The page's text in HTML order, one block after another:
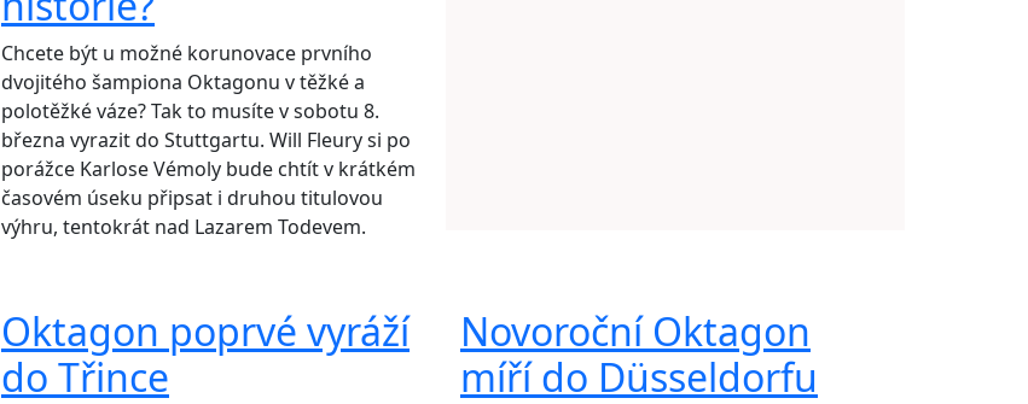
Chcete být u možné korunovace prvního
dvojitého šampiona Oktagonu v těžké a
polotěžké váze? Tak to musíte v sobotu 8.
března vyrazit do Stuttgartu. Will Fleury si po
porážce Karlose Vémoly bude chtít v krátkém
časovém úseku připsat i druhou titulovou
výhru, tentokrát nad Lazarem Todevem.
Oktagon poprvé vyráží
do Třince
Novoroční Oktagon
míří do Düsseldorfu